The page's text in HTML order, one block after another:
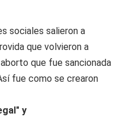
sociales salieron a
que volvieron a
que fue sancionada
fue como se crearon
y